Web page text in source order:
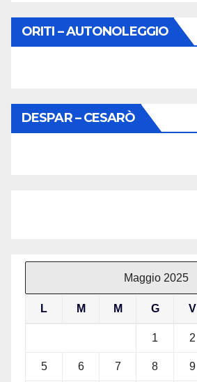
ORITI – AUTONOLEGGIO
DESPAR – CESARÒ
Maggio 2025
L M M G V
1 2
5 6 7 8 9